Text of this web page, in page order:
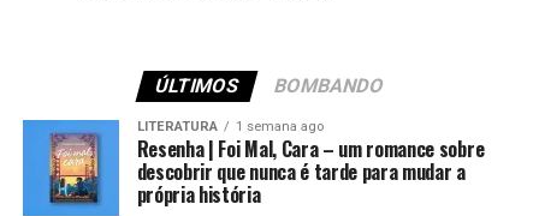
ÚLTIMOS BOMBANDO
LITERATURA 1 semana ago
Resenha | Foi Mal, Cara – um romance sobre
descobrir que nunca é tarde para mudar a
própria história